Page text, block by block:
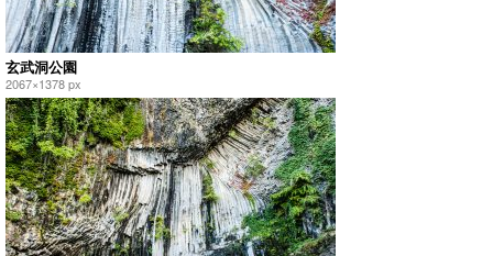
玄武洞公園
2067×1378 px